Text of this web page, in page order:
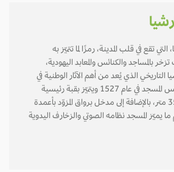
تقع في قلب المدينة، رمزًا لما تتميّز به
بالمساجد والكنائس والمعابد اليهودية،
الذي يُعد من أهم الآثار الوطنية في
البوسنة والهرسك. تأسس المسجد في عام 1527 ويتميّز بقبة رئيسية
ومنارة ارتفاعها 35 متر، بالإضافة إلى مدخل برواق المزوّد بأعمدة
المسجد نظامه الصوتي والزخارف اليدوية